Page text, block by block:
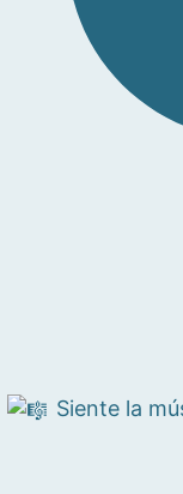
Siente la